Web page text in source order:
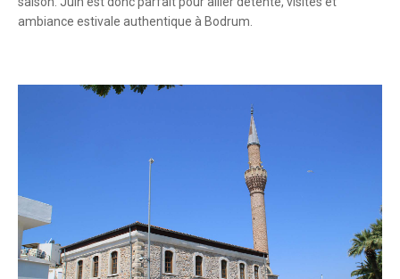
ambiance estivale authentique à Bodrum.